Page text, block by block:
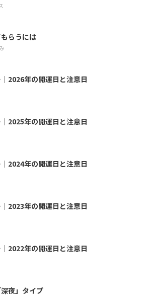
らうには
2026年の開運日と注意日
2025年の開運日と注意日
2024年の開運日と注意日
2023年の開運日と注意日
2022年の開運日と注意日
夜」タイプ